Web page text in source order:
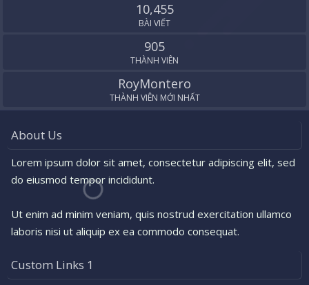
10,455
BÀI VIẾT
905
THÀNH VIÊN
RoyMontero
THÀNH VIÊN MỚI NHẤT
About Us
Lorem ipsum dolor sit amet, consectetur adipiscing elit, sed
do eiusmod tempor incididunt.
Ut enim ad minim veniam, quis nostrud exercitation ullamco
laboris nisi ut aliquip ex ea commodo consequat.
Custom Links 1